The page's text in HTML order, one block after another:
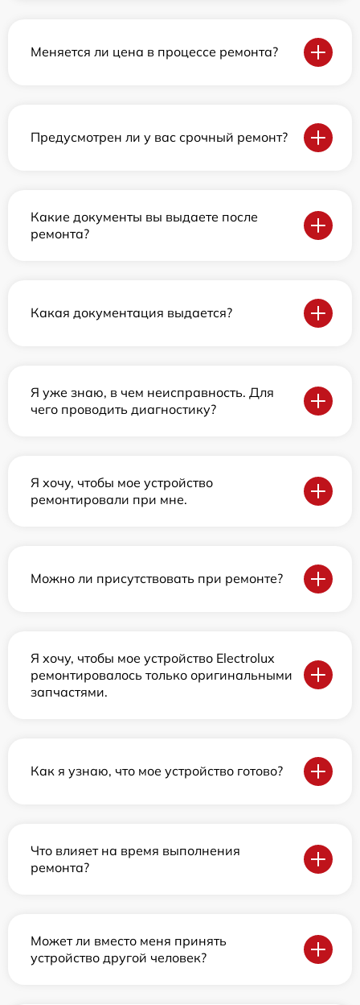
Меняется ли цена в процессе ремонта?
Предусмотрен ли у вас срочный ремонт?
Какие документы вы выдаете после
ремонта?
Какая документация выдается?
Я уже знаю, в чем неисправность. Для
чего проводить диагностику?
Я хочу, чтобы мое устройство
ремонтировали при мне.
Можно ли присутствовать при ремонте?
Я хочу, чтобы мое устройство Electrolux
ремонтировалось только оригинальными
запчастями.
Как я узнаю, что мое устройство готово?
Что влияет на время выполнения
ремонта?
Может ли вместо меня принять
устройство другой человек?